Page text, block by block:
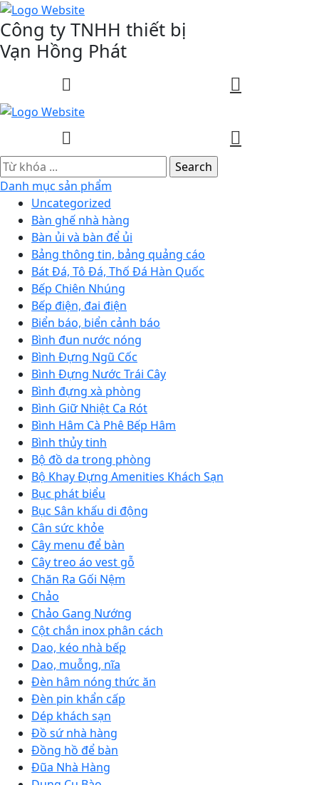
Công ty TNHH thiết bị
Vạn Hồng Phát
Danh mục sản phẩm
Uncategorized
Bàn ghế nhà hàng
Bàn ủi và bàn để ủi
Bảng thông tin, bảng quảng cáo
Bát Đá, Tô Đá, Thố Đá Hàn Quốc
Bếp Chiên Nhúng
Bếp điện, đai điện
Biển báo, biển cảnh báo
Bình đun nước nóng
Bình Đựng Ngũ Cốc
Bình Đựng Nước Trái Cây
Bình đựng xà phòng
Bình Giữ Nhiệt Ca Rót
Bình Hâm Cà Phê Bếp Hâm
Bình thủy tinh
Bộ đồ da trong phòng
Bộ Khay Đựng Amenities Khách Sạn
Bục phát biểu
Bục Sân khấu di động
Cân sức khỏe
Cây menu để bàn
Cây treo áo vest gỗ
Chăn Ra Gối Nệm
Chảo
Chảo Gang Nướng
Cột chắn inox phân cách
Dao, kéo nhà bếp
Dao, muỗng, nĩa
Đèn hâm nóng thức ăn
Đèn pin khẩn cấp
Dép khách sạn
Đồ sứ nhà hàng
Đồng hồ để bàn
Đũa Nhà Hàng